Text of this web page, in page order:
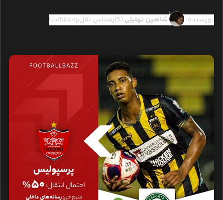
نویسنده: شاهین تهلیلی (کارشناس نقل‌وانتقالات)